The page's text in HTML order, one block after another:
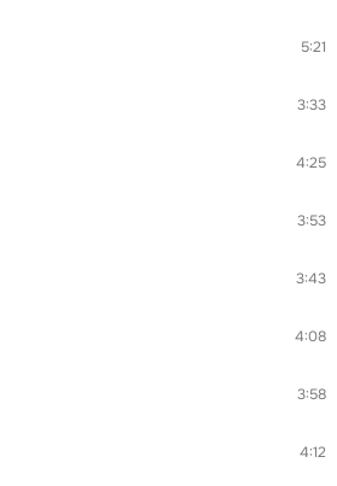
5:21
3:33
4:25
3:53
3:43
4:08
3:58
4:12